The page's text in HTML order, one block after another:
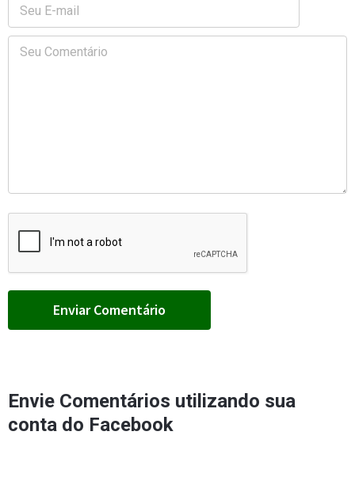
Envie Comentários utilizando sua
conta do Facebook